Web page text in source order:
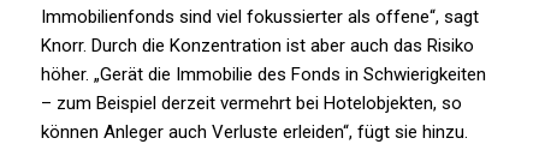
Immobilienfonds sind viel fokussierter als offene“, sagt
Knorr. Durch die Konzentration ist aber auch das Risiko
höher. „Gerät die Immobilie des Fonds in Schwierigkeiten
– zum Beispiel derzeit vermehrt bei Hotelobjekten, so
können Anleger auch Verluste erleiden“, fügt sie hinzu.